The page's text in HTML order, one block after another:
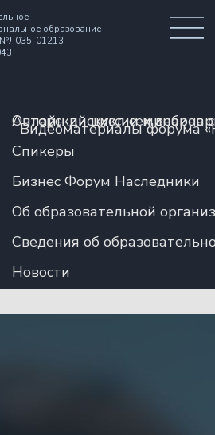
Новости
Спикеры
Сведения об
Об образовательной
Бизнес Форум Наследники
Авторский цикл семинаров
Онлайн дискуссии и
Видеоматериалы форума